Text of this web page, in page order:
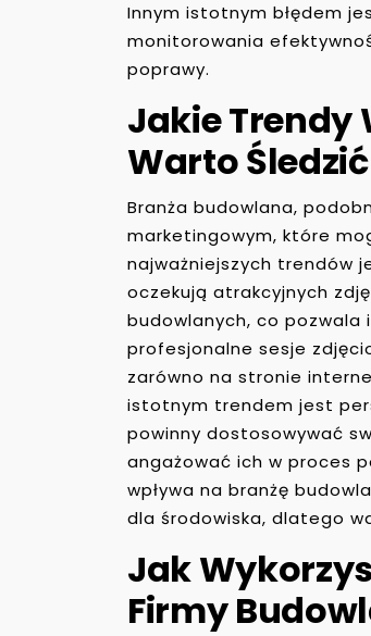
Innym istotnym błędem
monitorowania
poprawy.
Jakie Trendy
Warto Śledzić
Branża budowlana,
marketingowym, które
najważniejszych trendów
oczekują atrakcyjnych
budowlanych, co
profesjonalne sesje
zarówno na stronie
istotnym trendem jest
powinny dostosowywać
angażować ich w proces
wpływa na branżę
dla środowiska, dlatego
Jak
Firmy